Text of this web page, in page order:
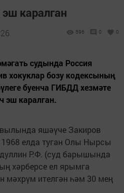
каралган
596 0 0
судында Россия
хокуклар бозу кодексының
буенча ГИБДД хезмәте
эш каралган.
яшәүче Закиров
елда туган Олы Нырсы
Р.Ф. (суд барышында
хәрберсе ел ярымга
мәхрүм ителгән һәм 30 мең